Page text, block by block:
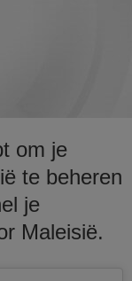
om je
te beheren
je
Maleisië.